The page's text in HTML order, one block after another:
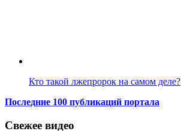
Кто такой лжепророк на самом деле?
Последние 100 публикаций портала
Свежее видео